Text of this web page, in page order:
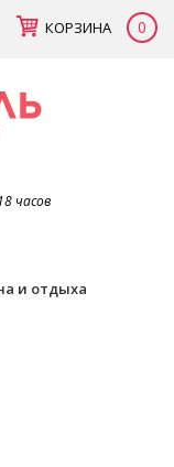
КОРЗИНА 0
часов
и отдыха